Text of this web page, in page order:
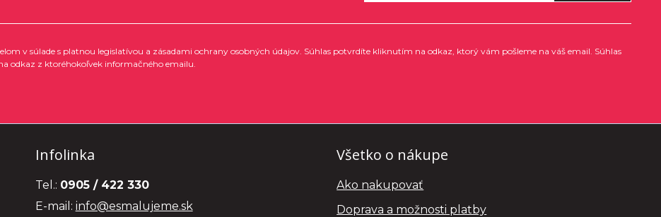
v súlade s platnou legislatívou a zásadami ochrany osobných údajov. Súhlas potvrdíte kliknutím na odkaz, ktorý vám pošleme na váš email. Súhlas
odkaz z ktoréhokoľvek informačného emailu.
Infolinka
Tel.: 0905 / 422 330
E-mail: info@esmalujeme.sk
Všetko o nákupe
Ako nakupovať
Doprava a možnosti platby